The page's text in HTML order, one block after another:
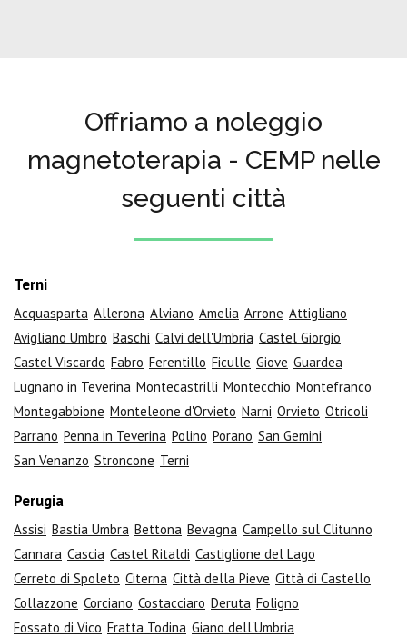
Offriamo a noleggio
magnetoterapia - CEMP nelle
seguenti città
Terni
Acquasparta Allerona Alviano Amelia Arrone Attigliano
Avigliano Umbro Baschi Calvi dell'Umbria Castel Giorgio
Castel Viscardo Fabro Ferentillo Ficulle Giove Guardea
Lugnano in Teverina Montecastrilli Montecchio Montefranco
Montegabbione Monteleone d'Orvieto Narni Orvieto Otricoli
Parrano Penna in Teverina Polino Porano San Gemini
San Venanzo Stroncone Terni
Perugia
Assisi Bastia Umbra Bettona Bevagna Campello sul Clitunno
Cannara Cascia Castel Ritaldi Castiglione del Lago
Cerreto di Spoleto Citerna Città della Pieve Città di Castello
Collazzone Corciano Costacciaro Deruta Foligno
Fossato di Vico Fratta Todina Giano dell'Umbria